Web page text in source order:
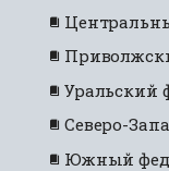
Уральский
Северо-
Южный